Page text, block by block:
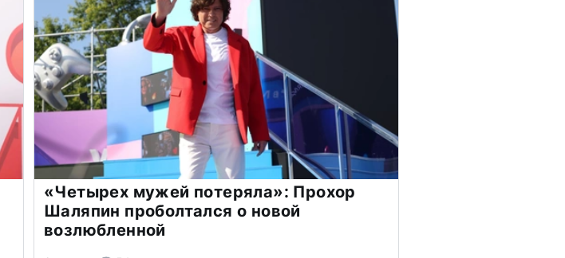
«Четырех мужей потеряла»: Прохор
Шаляпин проболтался о новой
возлюбленной